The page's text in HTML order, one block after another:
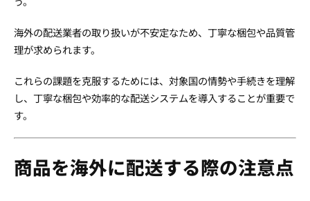
海外の配送業者の取り扱いが不安定なため、丁寧な梱包や品質管
理が求められます。
これらの課題を克服するためには、対象国の情勢や手続きを理解
し、丁寧な梱包や効率的な配送システムを導入することが重要で
す。
商品を海外に配送する際の注意点